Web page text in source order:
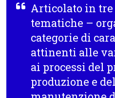
Articolato in tre
tematiche –
categorie di
attinenti alle
ai processi del
produzione e